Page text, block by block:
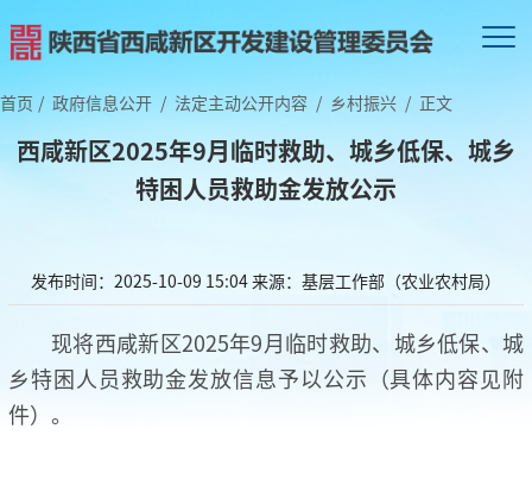
首页 / 政府信息公开 / 法定主动公开内容 / 乡村振兴 / 正文
西咸新区2025年9月临时救助、城乡低保、城乡
特困人员救助金发放公示
发布时间：2025-10-09 15:04来源：基层工作部（农业农村局）
现将西咸新区2025年9月临时救助、城乡低保、城
乡特困人员救助金发放信息予以公示（具体内容见附
件）。